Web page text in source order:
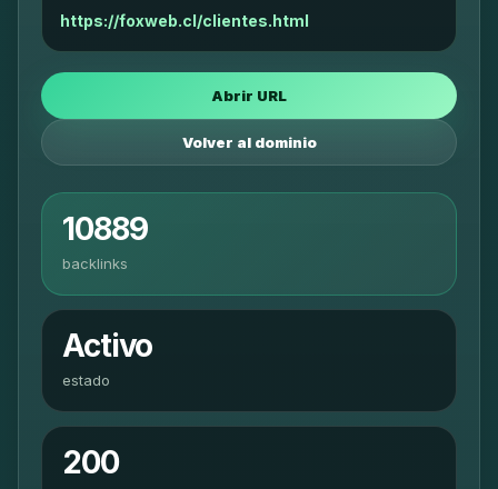
https://foxweb.cl/clientes.html
Abrir URL
Volver al dominio
10889
backlinks
Activo
estado
200